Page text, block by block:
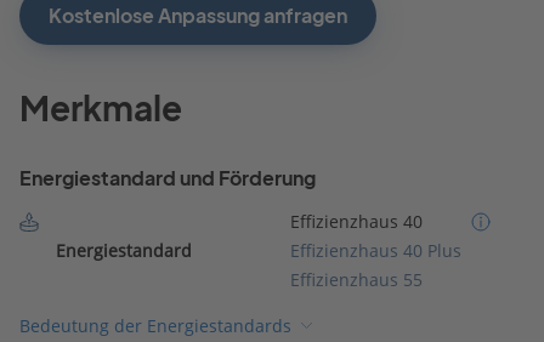
Kostenlose Anpassung anfragen
Merkmale
Energiestandard und Förderung
Energiestandard
Effizienzhaus 40
Effizienzhaus 40 Plus
Effizienzhaus 55
Bedeutung der Energiestandards